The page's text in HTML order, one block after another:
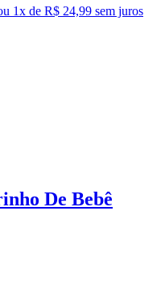
1x de R$ 24,99 sem juros
De Bebê